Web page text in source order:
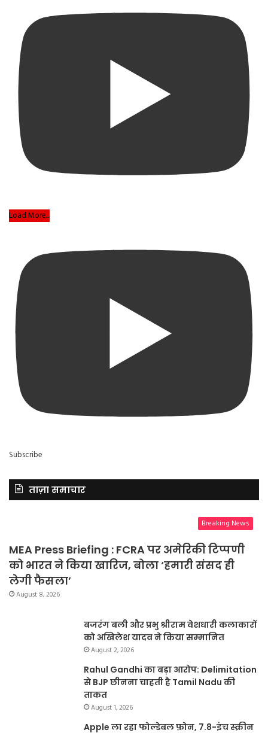
Load More...
Subscribe
ताज़ा समाचार
Breaking News
MEA Press Briefing : FCRA पर अमेरिकी टिप्पणी
को भारत ने किया खारिज, बोला ‘हमारी संसद ही
लेगी फैसला’
August 8, 2026
बजरंग बली और प्रभु श्रीराम वेशधारी कलाकारों
को अखिलेश यादव ने किया सम्मानित
August 2, 2026
Rahul Gandhi का बड़ा आरोप: Delimitation
से BJP छीनना चाहती है Tamil Nadu की
ताकत
August 1, 2026
Apple ला रहा फोल्डेबल फ़ोन, 7.8-इंच स्क्रीन